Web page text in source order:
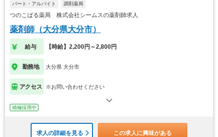
パート・アルバイト 調剤薬局
つのこばる薬局 株式会社シームスの薬剤師求人
薬剤師（大分県大分市）
給与 【時給】2,200円～2,800円
勤務地 大分県 大分市
アクセス ※お問い合わせください
積極採用中
求人の詳細を見る この求人に興味がある